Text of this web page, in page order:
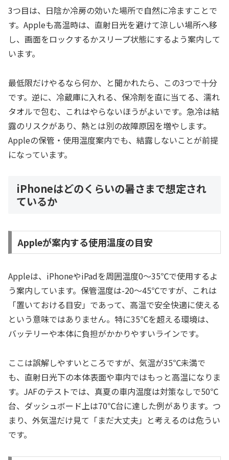
3つ目は、日陰か冷房の効いた場所で自然に冷ますことで
す。Appleも高温時は、直射日光を避けて涼しい場所へ移
し、画面をロックするかスリープ状態にするよう案内して
います。
最低限だけやるなら何か、と聞かれたら、この3つで十分
です。逆に、冷蔵庫に入れる、保冷剤を直に当てる、濡れ
タオルで包む、これはやらないほうがよいです。急冷は結
露のリスクがあり、熱とは別の故障原因を増やします。
Appleの保管・使用温度案内でも、結露しないことが前提
になっています。
iPhoneはどのくらいの暑さまで想定され
ているか
Appleが案内する使用温度の目安
Appleは、iPhoneやiPadを周囲温度0〜35℃で使用するよ
う案内しています。保管温度は-20〜45℃ですが、これは
「置いておける目安」であって、高温で安全快適に使える
という意味ではありません。特に35℃を超える環境は、
バッテリーや本体に負担がかかりやすいラインです。
ここは誤解しやすいところですが、気温が35℃未満で
も、直射日光下の本体表面や車内ではもっと高温になりま
す。JAFのテストでは、真夏の車内温度は対策なしで50℃
台、ダッシュボード上は70℃台に達した例があります。つ
まり、外気温だけ見て「まだ大丈夫」と考えるのは危うい
です。